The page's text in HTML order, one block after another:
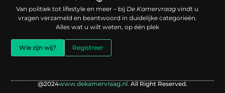
Van politiek tot lifestyle en meer – bijDe Kamervraag vindt u
vragen verzameld en beantwoord in duidelijke categorieën.
Alles wat u wilt weten, op één plek
Wie zijn wij? Registreer
@2024www.dekamervraag.nl. All Right Reserved.